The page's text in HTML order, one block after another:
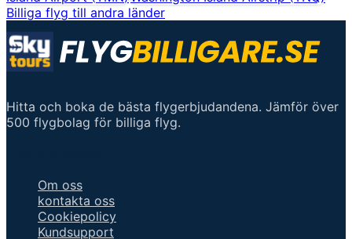
Billiga flyg till andra länder
Hitta och boka de bästa flygerbjudandena. Jämför över
500 flygbolag för billiga flyg.
Om oss
kontakta oss
Cookiepolicy
Kundsupport